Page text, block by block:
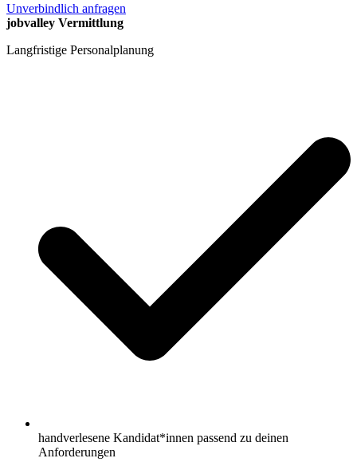
Unverbindlich anfragen
jobvalley Vermittlung
Langfristige Personalplanung
handverlesene Kandidat*innen passend zu deinen
Anforderungen